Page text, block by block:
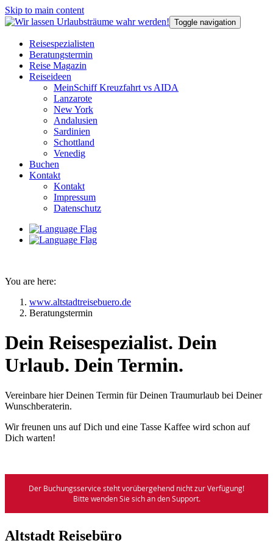
Skip to main content
Toggle navigation
Reisespezialisten
Beratungstermin
Reise Magazin
Reiseideen
MeinSchiff Kreuzfahrt vs AIDA
Lanzarote
New York
Andalusien
Sardinien
Schottland
Venedig
Buchen
Kontakt
Kontakt
Impressum
Datenschutz
You are here:
www.altstadtreisebuero.de
Beratungstermin
Dein Reisespezialist. Dein
Urlaub. Dein Termin.
Vereinbare hier Deinen Termin für Deinen Traumurlaub bei Deiner
Wunschberaterin.
Wir freunen uns auf Dich und eine Tasse Kaffee wird schon auf
Dich warten!
Altstadt Reisebüro